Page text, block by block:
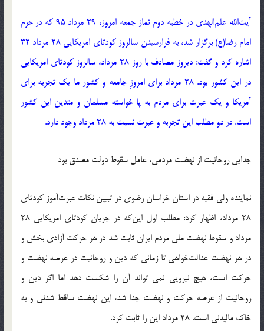
آیت‌الله علم‌الهدی در خطبه دوم نماز جمعه امروز، 29 مرداد 95 که در حرم
امام رضا(ع) برگزار شد، به فرارسیدن سالروز کودتای امریکایی 28 مرداد 32
اشاره کرد و گفت: دیروز مصادف با روز 28 مرداد، سالروز کودتای امریکایی
در این کشور بود. 28 مرداد برای امروزِ جامعه و کشور ما یک تجربه برای
آمریکا و یک عبرت برای مردم به‌ پا خواسته مسلمان و متدین این کشور
است. در دو مطلب این تجربه و عبرت نسبت به 28 مرداد وجود دارد.
جدایی روحانیت از نهضت مردمی، عامل سقوط دولت مصدق بود
نماینده ولی فقیه در استان خراسان رضوی در تبیین نکات عبرت‌آموز کودتای
28 مرداد، اظهار کرد: مطلب اول این‌که در جریان کودتای امریکایی 28
مرداد و سقوط نهضت ملی مردم ایران ثابت شد در هر حرکت آزادی بخش و
در هر نهضت عدالت‌خواهی تا زمانی که دین و روحانیت در عرصه نهضت و
حرکت است، هیچ نیرویی نمی تواند آن را شکست دهد اما اگر دین و
روحانیت از عرصه حرکت و نهضت جدا شد، این نهضت ساقط شدنی و به
خاک مالیدنی است. 28 مرداد این را ثابت کرد.